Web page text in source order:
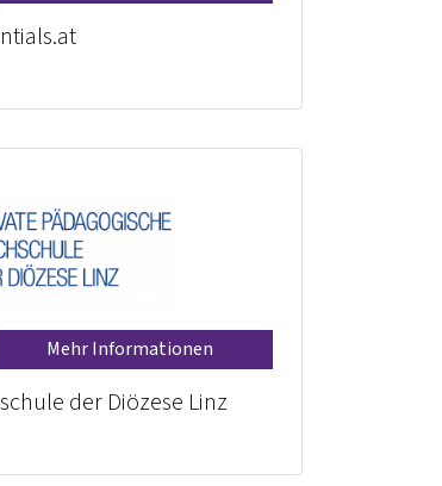
Mehr Informationen
der Diözese Linz